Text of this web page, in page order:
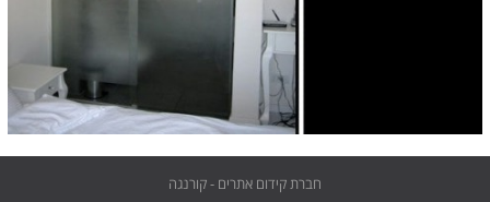
חברת קידום אתרים - קורנגה